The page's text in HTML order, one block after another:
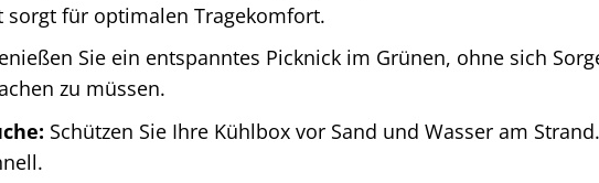
sorgt für optimalen Tragekomfort.
Sie ein entspanntes Picknick im Grünen, ohne sich
zu müssen.
Schützen Sie Ihre Kühlbox vor Sand und Wasser am